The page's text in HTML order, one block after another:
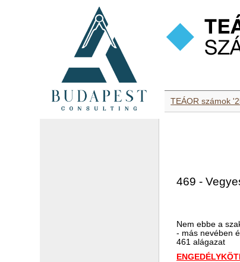
TEÁOR számok
469 -
Nem ebbe a
- más nevében
461 alágazat